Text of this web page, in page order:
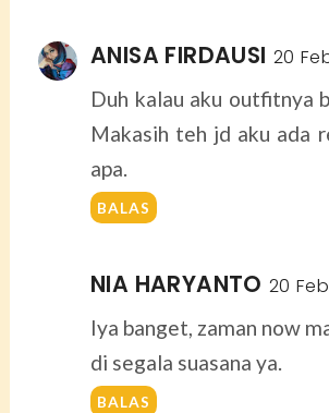
ANISA FIRDAUSI 20
Duh kalau aku outfitnya
Makasih teh jd aku ada
apa.
BALAS
NIA HARYANTO 20
Iya banget, zaman now
di segala suasana ya.
BALAS